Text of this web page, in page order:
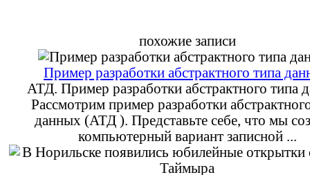
похожие записи
Пример разработки абстрактного типа
АТД. Пример разработки абстрактного типа
Рассмотрим пример разработки
данных (АТД ). Представьте себе, что мы
компьютерный вариант записной ...